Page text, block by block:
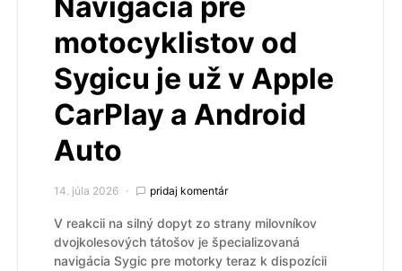
motocyklistov od
Sygicu je už v Apple
CarPlay a Android
Auto
14. júla 2026 pridaj komentár
V reakcii na silný dopyt zo strany milovníkov
dvojkolesových tátošov je špecializovaná
navigácia Sygic pre motorky teraz k dispozícii